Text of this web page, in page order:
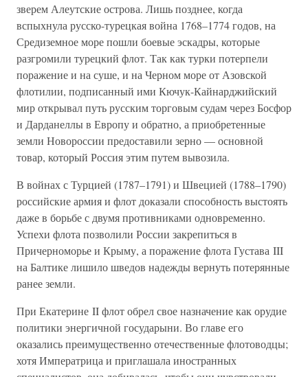
зверем Алеутские острова. Лишь позднее, когда
вспыхнула русско-турецкая война 1768–1774 годов, на
Средиземное море пошли боевые эскадры, которые
разгромили турецкий флот. Так как турки потерпели
поражение и на суше, и на Черном море от Азовской
флотилии, подписанный ими Кючук-Кайнарджийский
мир открывал путь русским торговым судам через Босфор
и Дарданеллы в Европу и обратно, а приобретенные
земли Новороссии предоставили зерно — основной
товар, который Россия этим путем вывозила.
В войнах с Турцией (1787–1791) и Швецией (1788–1790)
российские армия и флот доказали способность выстоять
даже в борьбе с двумя противниками одновременно.
Успехи флота позволили России закрепиться в
Причерноморье и Крыму, а поражение флота Густава III
на Балтике лишило шведов надежды вернуть потерянные
ранее земли.
При Екатерине II флот обрел свое назначение как орудие
политики энергичной государыни. Во главе его
оказались преимущественно отечественные флотоводцы;
хотя Императрица и приглашала иностранных